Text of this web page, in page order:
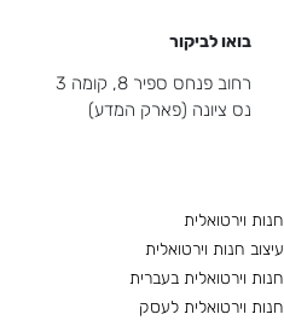
בואו לביקור
רחוב פנחס ספיר 8, קומה 3
נס ציונה (פארק המדע)
חנות וירטואלית
עיצוב חנות וירטואלית
חנות וירטואלית בעברית
חנות וירטואלית לעסק